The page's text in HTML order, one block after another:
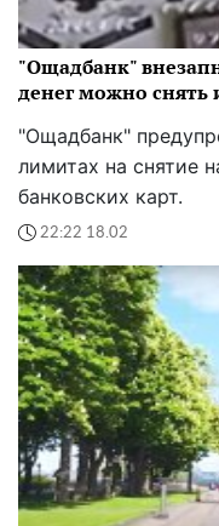
"Ощадбанк"
денег можно снять
"Ощадбанк"
лимитах на снятие
банковских карт.
22:22 18.02